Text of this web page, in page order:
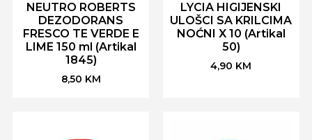
NEUTRO ROBERTS
DEZODORANS
FRESCO TE VERDE E
LIME 150 ml (Artikal
1845)
8,50 KM
LYCIA HIGIJENSKI
ULOŠCI SA KRILCIMA
NOĆNI X 10 (Artikal
50)
4,90 KM